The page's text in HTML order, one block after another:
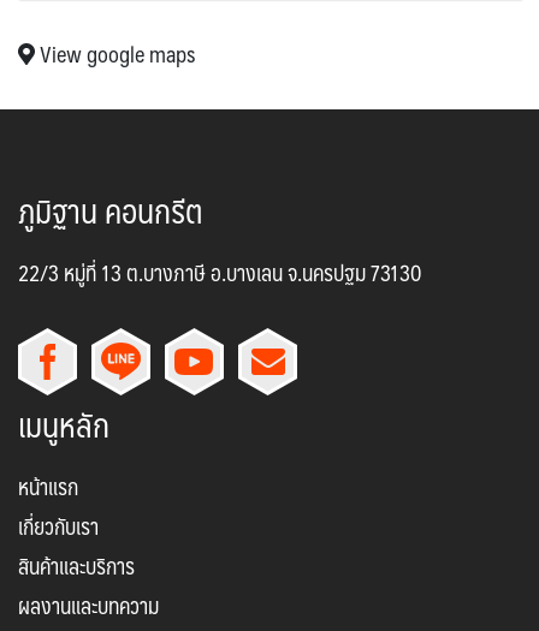
View google maps
ภูมิฐาน คอนกรีต
22/3 หมู่ที่ 13 ต.บางภาษี อ.บางเลน จ.นครปฐม 73130
เมนูหลัก
หน้าแรก
เกี่ยวกับเรา
สินค้าและบริการ
ผลงานและบทความ